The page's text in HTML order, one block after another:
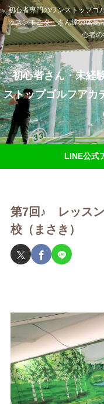
初心者専門のワンストップゴ
ッスンモニターさん達の成長
心者
初心者さん・未経
ストップゴルフアカ
LINE公式
第7回♪ レッス
校（まさき）